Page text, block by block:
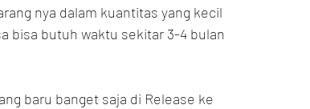
nya dalam kuantitas yang kecil
bisa butuh waktu sekitar 3-4 bulan
baru banget saja di Release ke